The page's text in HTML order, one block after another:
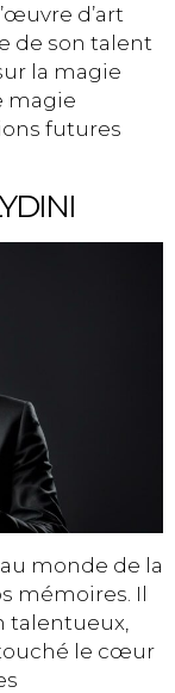
d’art
de son talent
la magie
magie
futures
monde de la
mémoires. Il
talentueux,
le cœur